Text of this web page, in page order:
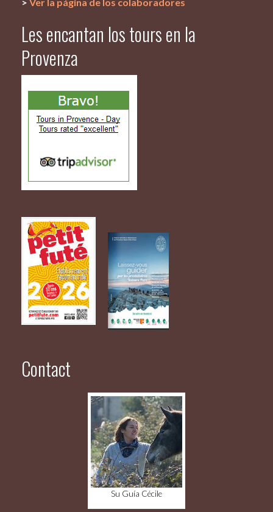
> Ver la página de los colaboradores
Les encantan los tours en la
Provenza
Contact
Su Guía Cécile